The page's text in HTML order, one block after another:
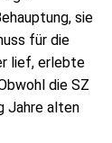
sie
für die
lief, erlebte
die SZ
Jahre alten